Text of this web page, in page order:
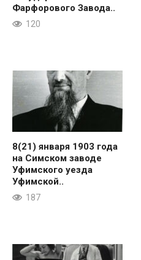
Фарфорового Завода..
120
8(21) января 1903 года
на Симском заводе
Уфимского уезда
Уфимской..
187